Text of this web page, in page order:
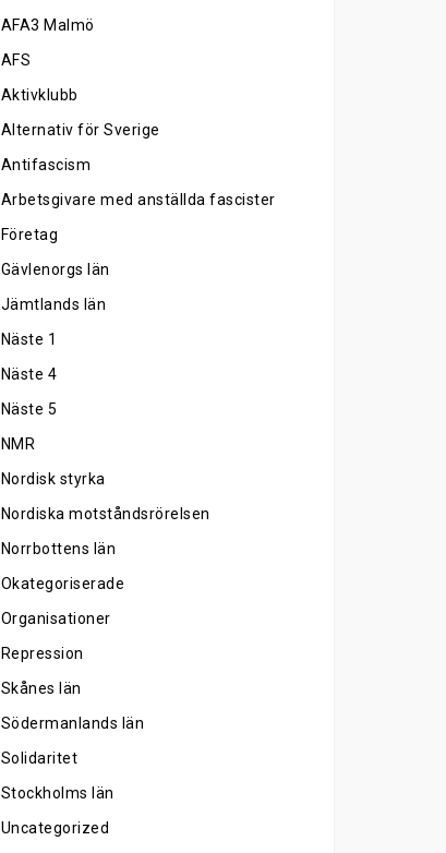
AFA3 Malmö
AFS
Aktivklubb
Alternativ för Sverige
Antifascism
Arbetsgivare med anställda fascister
Företag
Gävlenorgs län
Jämtlands län
Näste 1
Näste 4
Näste 5
NMR
Nordisk styrka
Nordiska motståndsrörelsen
Norrbottens län
Okategoriserade
Organisationer
Repression
Skånes län
Södermanlands län
Solidaritet
Stockholms län
Uncategorized